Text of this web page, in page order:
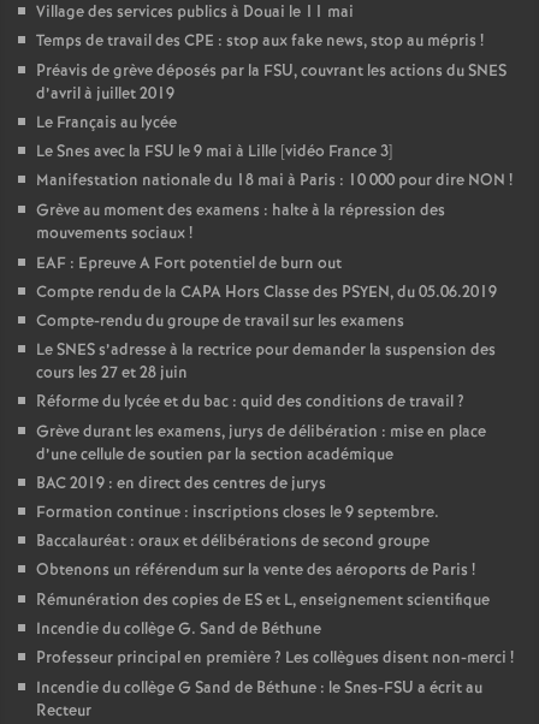
Village des services publics à Douai le 11 mai
Temps de travail des CPE : stop aux fake news, stop au mépris !
Préavis de grève déposés par la FSU, couvrant les actions du SNES
d’avril à juillet 2019
Le Français au lycée
Le Snes avec la FSU le 9 mai à Lille [vidéo France 3]
Manifestation nationale du 18 mai à Paris : 10 000 pour dire NON !
Grève au moment des examens : halte à la répression des
mouvements sociaux!
EAF : Epreuve A Fort potentiel de burn out
Compte rendu de la CAPA Hors Classe des PSYEN, du 05.06.2019
Compte-rendu du groupe de travail sur les examens
Le SNES s’adresse à la rectrice pour demander la suspension des
cours les 27 et 28 juin
Réforme du lycée et du bac : quid des conditions de travail?
Grève durant les examens, jurys de délibération : mise en place
d’une cellule de soutien par la section académique
BAC 2019 : en direct des centres de jurys
Formation continue : inscriptions closes le 9 septembre.
Baccalauréat : oraux et délibérations de second groupe
Obtenons un référendum sur la vente des aéroports de Paris !
Rémunération des copies de ES et L, enseignement scientifique
Incendie du collège G. Sand de Béthune
Professeur principal en première? Les collègues disent non-merci !
Incendie du collège G Sand de Béthune : le Snes-FSU a écrit au
Recteur